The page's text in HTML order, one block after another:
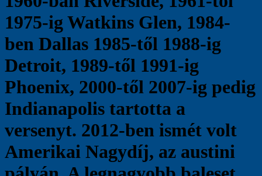
1975-ig Watkins Glen, 1984-
ben Dallas 1985-től 1988-ig
Detroit, 1989-től 1991-ig
Phoenix, 2000-től 2007-ig pedig
Indianapolis tartotta a
versenyt. 2012-ben ismét volt
Amerikai Nagydíj, az austini